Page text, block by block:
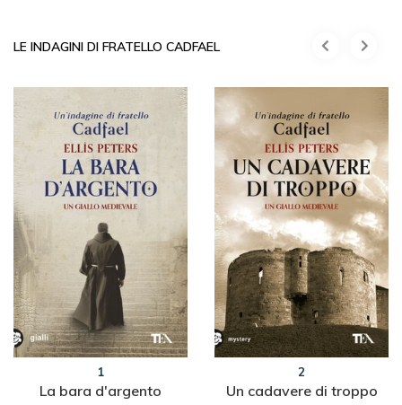
LE INDAGINI DI FRATELLO CADFAEL
1
La bara d'argento
2
Un cadavere di troppo